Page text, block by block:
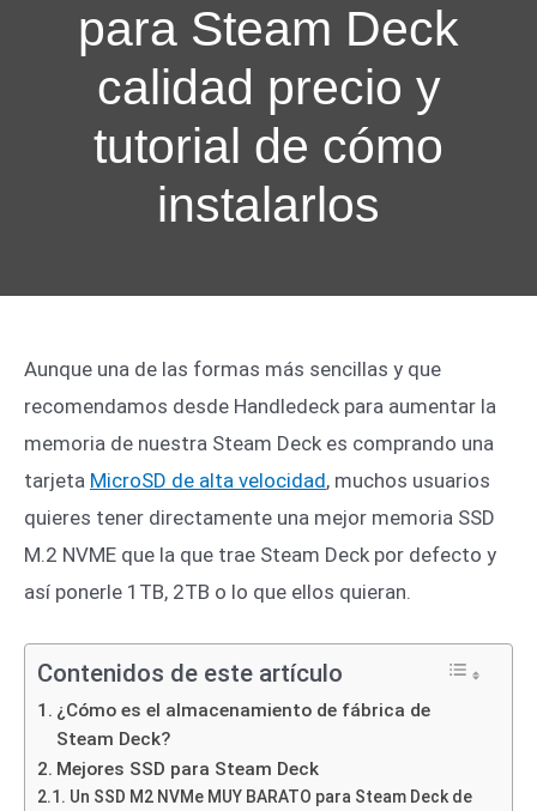
para Steam Deck
calidad precio y
tutorial de cómo
instalarlos
Aunque una de las formas más sencillas y que
recomendamos desde Handledeck para aumentar la
memoria de nuestra Steam Deck es comprando una
tarjeta MicroSD de alta velocidad, muchos usuarios
quieres tener directamente una mejor memoria SSD
M.2 NVME que la que trae Steam Deck por defecto y
así ponerle 1TB, 2TB o lo que ellos quieran.
Contenidos de este artículo
¿Cómo es el almacenamiento de fábrica de
Steam Deck?
Mejores SSD para Steam Deck
Un SSD M2 NVMe MUY BARATO para Steam Deck de